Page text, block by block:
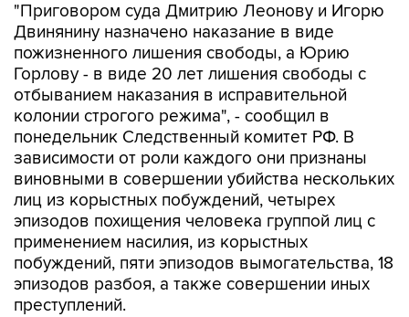
"Приговором суда Дмитрию Леонову и Игорю
Двинянину назначено наказание в виде
пожизненного лишения свободы, а Юрию
Горлову - в виде 20 лет лишения свободы с
отбыванием наказания в исправительной
колонии строгого режима", - сообщил в
понедельник Следственный комитет РФ. В
зависимости от роли каждого они признаны
виновными в совершении убийства нескольких
лиц из корыстных побуждений, четырех
эпизодов похищения человека группой лиц с
применением насилия, из корыстных
побуждений, пяти эпизодов вымогательства, 18
эпизодов разбоя, а также совершении иных
преступлений.